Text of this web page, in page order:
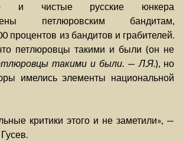
и чистые русские юнкера
петлюровским бандитам,
процентов из бандитов и грабителей.
петлюровцы такими и были (он не
такими и были. —Л.Я.), но
имелись элементы национальной
критики этого и не заметили», —